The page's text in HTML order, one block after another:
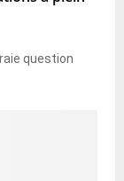
question